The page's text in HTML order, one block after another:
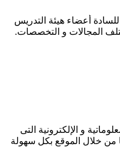
أعضاء هيئة التدريس
المجالات و التخصصات.
و الإلكترونية التى
من خلال الموقع بكل سهولة